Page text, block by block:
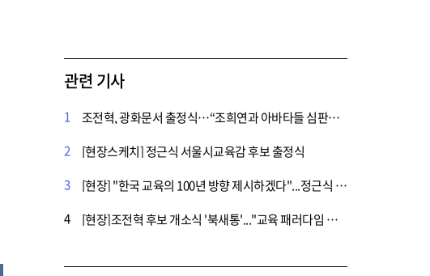
관련 기사
1
조전혁, 광화문서 출정식…“조희연과 아바타들 심판해달라”
2
[현장스케치] 정근식 서울시교육감 후보 출정식
3
[현장] "한국 교육의 100년 방향 제시하겠다"...정근식 후보 출정식 '일성'
4
[현장]조전혁 후보 개소식 '북새통'..."교육 패러다임 체인져 되겠다"